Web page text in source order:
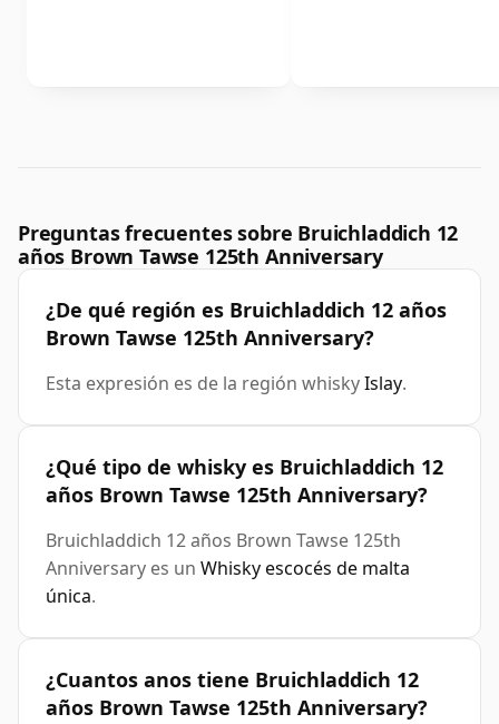
Preguntas frecuentes sobre Bruichladdich 12
años Brown Tawse 125th Anniversary
¿De qué región es Bruichladdich 12 años
Brown Tawse 125th Anniversary?
Esta expresión es de la región whiskyIslay.
¿Qué tipo de whisky es Bruichladdich 12
años Brown Tawse 125th Anniversary?
Bruichladdich 12 años Brown Tawse 125th
Anniversary es un Whisky escocés de malta
única.
¿Cuantos anos tiene Bruichladdich 12
años Brown Tawse 125th Anniversary?